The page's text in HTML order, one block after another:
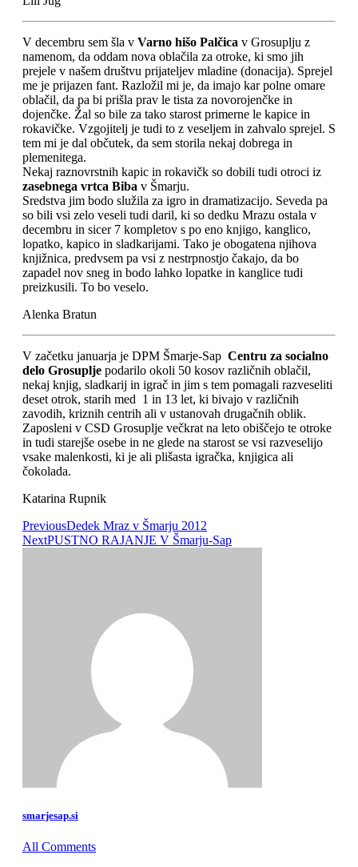
V decembru sem šla v Varno hišo Palčica v Grosuplju z
namenom, da oddam nova oblačila za otroke, ki smo jih
prejele v našem društvu prijateljev mladine (donacija). Sprejel
me je prijazen fant. Razložil mi je, da imajo kar polne omare
oblačil, da pa bi prišla prav le tista za novorojenčke in
dojenčke. Žal so bile za tako starost primerne le kapice in
rokavičke. Vzgojitelj je tudi to z veseljem in zahvalo sprejel. S
tem mi je dal občutek, da sem storila nekaj dobrega in
plemenitega.
Nekaj raznovrstnih kapic in rokavičk so dobili tudi otroci iz
zasebnega vrtca Biba v Šmarju.
Sredstva jim bodo služila za igro in dramatizacijo. Seveda pa
so bili vsi zelo veseli tudi daril, ki so dedku Mrazu ostala v
decembru in sicer 7 kompletov s po eno knjigo, kanglico,
lopatko, kapico in sladkarijami. Tako je obogatena njihova
knjižnica, predvsem pa vsi z nestrpnostjo čakajo, da bo
zapadel nov sneg in bodo lahko lopatke in kanglice tudi
preizkusili. To bo veselo.
Alenka Bratun
V začetku januarja je DPM Šmarje-Sap Centru za socialno
delo Grosuplje podarilo okoli 50 kosov različnih oblačil,
nekaj knjig, sladkarij in igrač in jim s tem pomagali razveseliti
deset otrok, starih med 1 in 13 let, ki bivajo v različnih
zavodih, kriznih centrih ali v ustanovah drugačnih oblik.
Zaposleni v CSD Grosuplje večkrat na leto obiščejo te otroke
in tudi starejše osebe in ne glede na starost se vsi razveselijo
vsake malenkosti, ki je ali plišasta igračka, knjigica ali
čokolada.
Katarina Rupnik
PreviousDedek Mraz v Šmarju 2012
NextPUSTNO RAJANJE V Šmarju-Sap
smarjesap.si
All Comments